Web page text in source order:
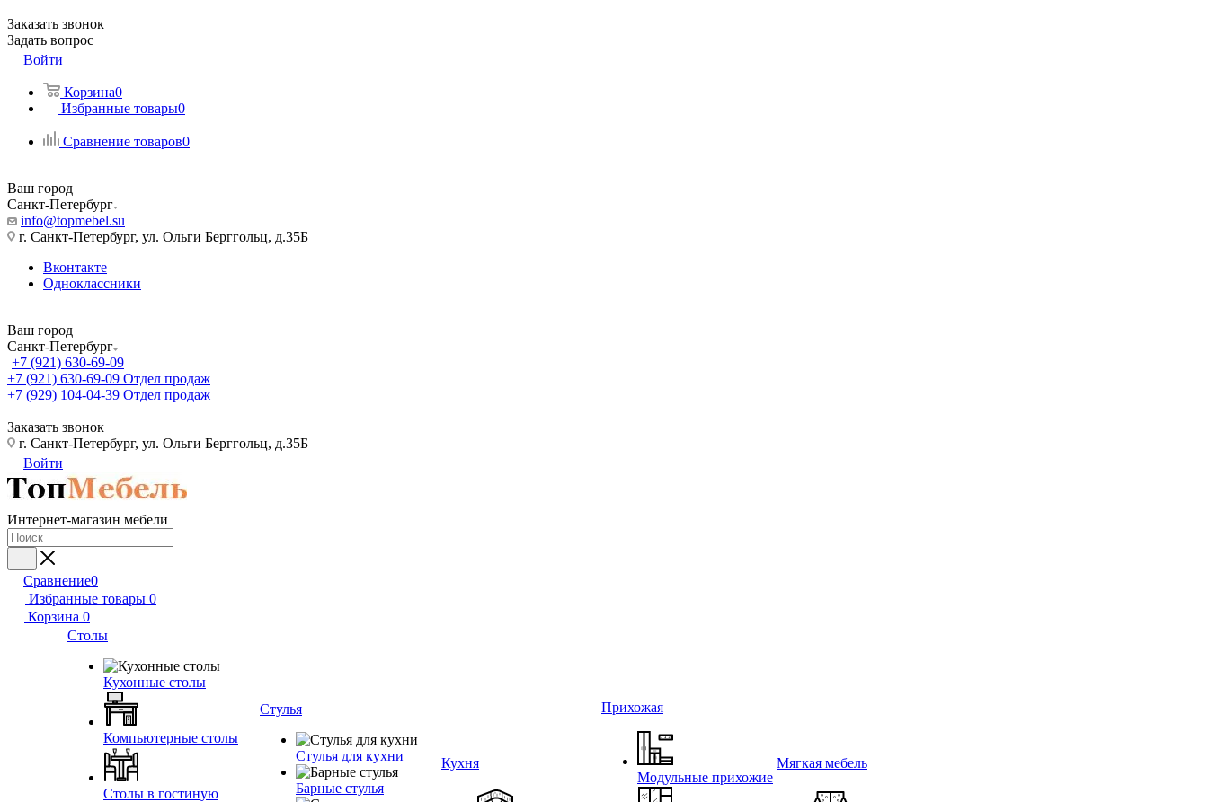
Заказать звонок
Задать вопрос
Войти
Корзина0
Избранные товары0
Сравнение товаров0
Ваш город
Санкт-Петербург
info@topmebel.su
г. Санкт-Петербург, ул. Ольги Берггольц, д.35Б
Вконтакте
Одноклассники
Ваш город
Санкт-Петербург
+7 (921) 630-69-09
+7 (921) 630-69-09 Отдел продаж
+7 (929) 104-04-39 Отдел продаж
Заказать звонок
г. Санкт-Петербург, ул. Ольги Берггольц, д.35Б
Войти
Интернет-магазин мебели
Сравнение0
Избранные товары 0
Корзина 0
Столы
Кухонные столы
Компьютерные столы
Столы в гостиную
Стулья
Стулья для кухни
Барные стулья
Кухня
Прихожая
Модульные прихожие
Мягкая мебель